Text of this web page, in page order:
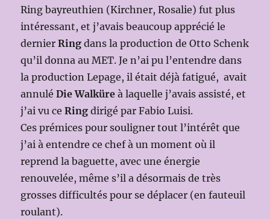
Ring bayreuthien (Kirchner, Rosalie) fut plus
intéressant, et j’avais beaucoup apprécié le
dernierRing dans la production de Otto Schenk
qu’il donna au MET. Je n’ai pu l’entendre dans
la production Lepage, il était déjà fatigué, avait
annuléDie Walküre à laquelle j’avais assisté, et
j’ai vu ceRing dirigé par Fabio Luisi.
Ces prémices pour souligner tout l’intérêt que
j’ai à entendre ce chef à un moment où il
reprend la baguette, avec une énergie
renouvelée, même s’il a désormais de très
grosses difficultés pour se déplacer (en fauteuil
roulant).